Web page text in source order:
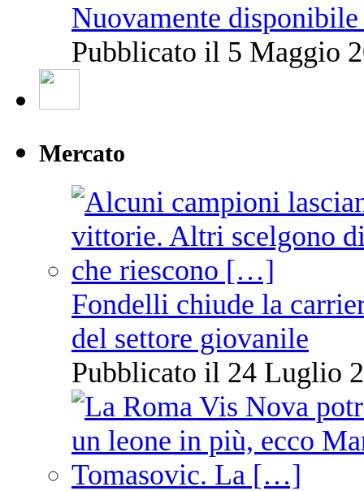
Nuovamente
Pubblicato il 5 Maggio
Mercato
Fondelli chiude la
del settore giovanile
Pubblicato il 24 Luglio